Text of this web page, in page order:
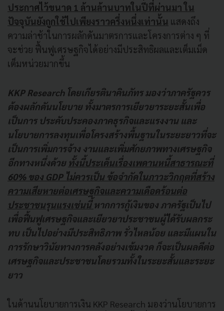
ประกาศไว้ขนาด 1 ล้านล้านบาทในปีที่ผ่านมา ใน
ปัจจุบันยังถูกใช้ไปเพียงราวครึ่งหนึ่งเท่านั้น แสดงถึง
ความล่าช้าในการผลักดันมาตรการและโครงการต่าง ๆ ที่
จะช่วย ฟื้นฟูเศรษฐกิจได้อย่างมีประสิทธิผลและเต็มเม็ด
เต็มหน่วยมากขึ้น
KKP Research โดยเกียรตินาคินภัทร มองว่าภาครัฐควร
ต้องผลักดันนโยบาย ทั้งมาตรการเยียวยาระยะสั้นเพื่อ
เป็นการ ประคับประคองภาคธุรกิจและแรงงาน และ
นโยบายการลงทุนเพื่อโครงสร้างพื้นฐานในระยะยาวที่จะ
เป็นการเพิ่มการจ้าง งานและเพิ่มศักยภาพทางเศรษฐกิจ
อีกทางหนึ่งด้วย ทั้งนี้ประเด็นเรื่องเพดานหนี้สาธารณะที่
60% ของ GDP ไม่ควรเป็น ข้อจำกัดในภาวะวิกฤตที่สร้าง
ความเสียหายต่อเศรษฐกิจและความเดือดร้อนต่อ
ประชาชนรุนแรงเช่นนี้หากการกู้เงินของ ภาครัฐเป็นไป
เพื่อฟื้นฟูเศรษฐกิจและเยียวยาประชาชนผู้ได้รับผลกระ
ทบ เป็นไปอย่างมีประสิทธิภาพ รั่วไหลน้อย และมีแผนใน
การรักษาวินัยทางการคลังอย่างเข้มงวด ก็จะเป็นผลดีต่อ
เศรษฐกิจและประชาชนโดยรวมทั้งในระยะสั้นและระยะ
ยาว
ในด้านนโยบายการเงิน KKP Research มองว่านโยบายการ